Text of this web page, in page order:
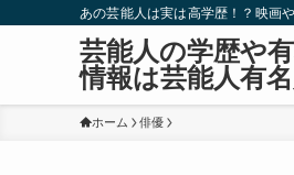
あの芸能人は実は高学歴！？映画
芸能人の学歴や
情報は芸能人有
ホーム 俳優